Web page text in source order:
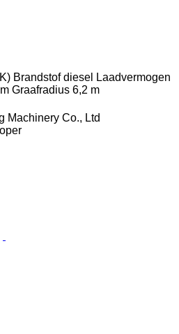
Brandstof diesel
Laadvermogen
Graafradius 6,2 m
Machinery Co., Ltd